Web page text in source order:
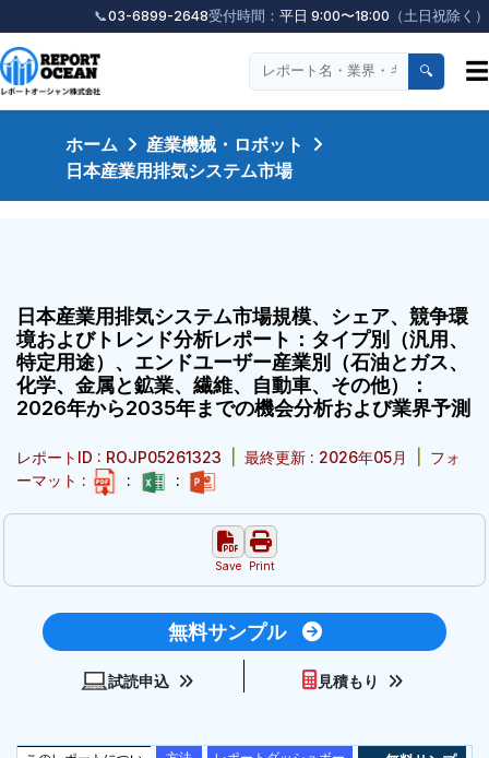
📞03-6899-2648受付時間： 平日 9:00〜18:00 （土日祝除く）
🔍 ☰
ホーム
産業機械・ロボット
日本産業用排気システム市場
日本産業用排気システム市場規模、シェア、競争環
境およびトレンド分析レポート：タイプ別（汎用、
特定用途）、エンドユーザー産業別（石油とガス、
化学、金属と鉱業、繊維、自動車、その他）：
2026年から2035年までの機会分析および業界予測
レポートID : ROJP05261323 最終更新 : 2026年05月
フォ
ーマット :
: :
Save Print
無料サンプル
試読申込 見積もり